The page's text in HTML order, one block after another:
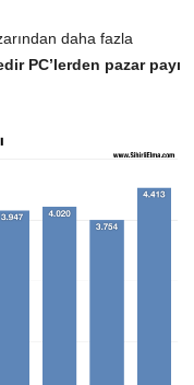
daha fazla
PC’lerden pazar payı